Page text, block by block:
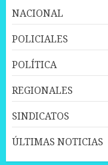
NACIONAL
POLICIALES
POLÍTICA
REGIONALES
SINDICATOS
ÚLTIMAS NOTICIAS